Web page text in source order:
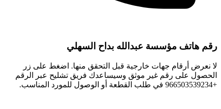
رقم هاتف مؤسسة عبدالله بداح السهلي
لا نعرض أرقام جهات خارجية قبل التحقق منها. اضغط على زر
الحصول على رقم غير موثق وسيساعدك فريق تشليح عبر الرقم
+966503539234 في طلب القطعة أو الوصول للمورد المناسب.